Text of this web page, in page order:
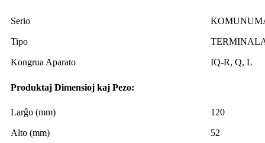
Serio
Tipo
Kongrua Aparato IQ-R, Q, L
Produktaj Dimensioj kaj Pezo:
Larĝo (mm) 120
Alto (mm) 52